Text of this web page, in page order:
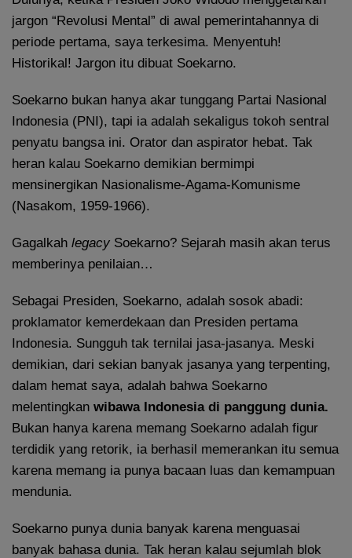
jargon “Revolusi Mental” di awal pemerintahannya di
periode pertama, saya terkesima. Menyentuh!
Historikal! Jargon itu dibuat Soekarno.
Soekarno bukan hanya akar tunggang Partai Nasional
Indonesia (PNI), tapi ia adalah sekaligus tokoh sentral
penyatu bangsa ini. Orator dan aspirator hebat. Tak
heran kalau Soekarno demikian bermimpi
mensinergikan Nasionalisme-Agama-Komunisme
(Nasakom, 1959-1966).
Gagalkah legacy Soekarno? Sejarah masih akan terus
memberinya penilaian…
Sebagai Presiden, Soekarno, adalah sosok abadi:
proklamator kemerdekaan dan Presiden pertama
Indonesia. Sungguh tak ternilai jasa-jasanya. Meski
demikian, dari sekian banyak jasanya yang terpenting,
dalam hemat saya, adalah bahwa Soekarno
melentingkan wibawa Indonesia di panggung dunia.
Bukan hanya karena memang Soekarno adalah figur
terdidik yang retorik, ia berhasil memerankan itu semua
karena memang ia punya bacaan luas dan kemampuan
mendunia.
Soekarno punya dunia banyak karena menguasai
banyak bahasa dunia. Tak heran kalau sejumlah blok